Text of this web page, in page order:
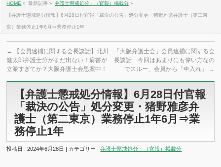
HOME » 最新記事 » 弁護士懲戒処分・（官報）掲載分 »
【弁護士懲戒処分情報】6月28日付官報「裁決の公告」処分変更・猪野雅彦弁護士（第二東
京）業務停止1年6月⇒業務停止1年
←
【会員逮捕に関する会長談話】北川
健太郎弁護士分がまだ出ない！肩書が
立派すぎてか？大阪弁護士会思案中！
「大阪弁護士会」会員逮捕に関する会
長談話 今回はあまりにも偉い方なの
でスルー、会員から「申入れ」
→
【弁護士懲戒処分情報】6月28日付官報
「裁決の公告」処分変更・猪野雅彦弁
護士（第二東京）業務停止1年6月⇒業
務停止1年
投稿日 : 2024年6月28日 | カテゴリー :弁護士懲戒処分・（官報）掲載分